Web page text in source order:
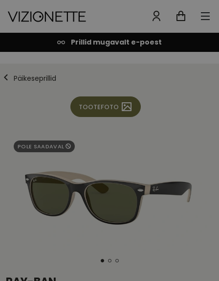
Prillid mugavalt e-poest
Päikeseprillid
TOOTEFOTO
POLE SAADAVAL